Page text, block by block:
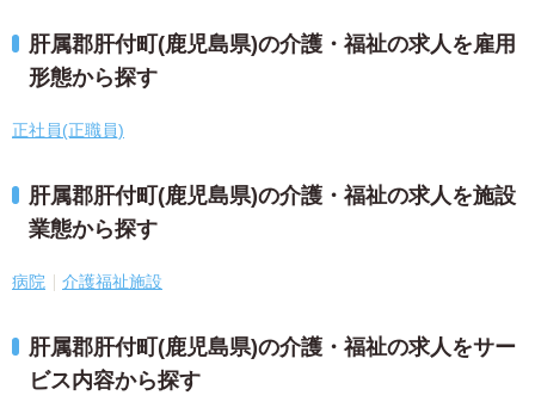
肝属郡肝付町(鹿児島県)の介護・福祉の求人を雇用
形態から探す
正社員(正職員)
肝属郡肝付町(鹿児島県)の介護・福祉の求人を施設
業態から探す
病院 介護福祉施設
肝属郡肝付町(鹿児島県)の介護・福祉の求人をサー
ビス内容から探す